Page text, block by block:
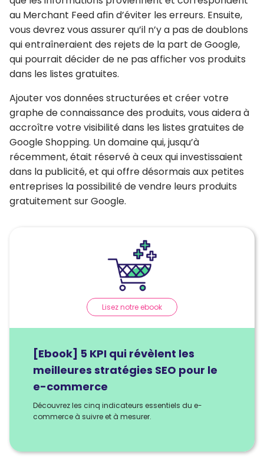
au Merchant Feedafin d’éviter les erreurs. Ensuite,
vous devrez vous assurer qu’il n’y a pas de doublons
qui entraîneraient des rejets de la part de Google,
qui pourrait décider de ne pas afficher vos produits
dans les listes gratuites.
Ajouter vos données structurées et créer votre
graphe de connaissance des produits, vous aidera à
accroître votre visibilitédans les listes gratuites de
Google Shopping. Un domaine qui, jusqu’à
récemment, était réservé à ceux qui investissaient
dans la publicité, et qui offre désormais aux petites
entreprises la possibilité de vendre leurs produits
gratuitement sur Google.
[Ebook] 5 KPI qui révèlent les
meilleures stratégies SEO pour le
e-commerce
Découvrez les cinq indicateurs essentiels du e-
commerce à suivre et à mesurer.
Lisez notre ebook